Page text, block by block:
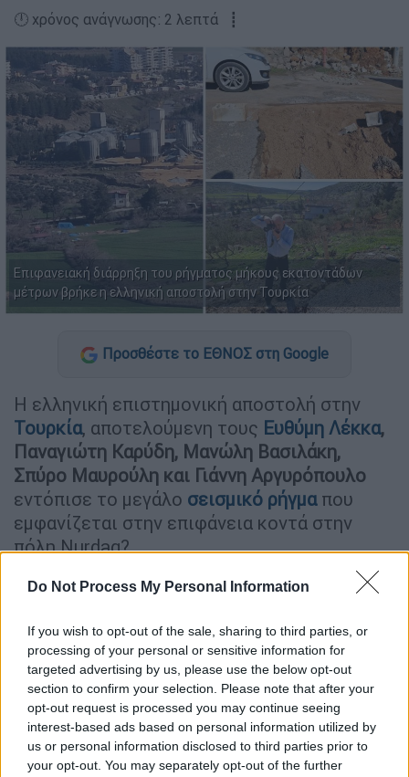
Do Not Process My Personal Information
If you wish to opt-out of the sale, sharing to third parties, or
processing of your personal or sensitive information for
targeted advertising by us, please use the below opt-out
section to confirm your selection. Please note that after your
opt-out request is processed you may continue seeing
interest-based ads based on personal information utilized by
us or personal information disclosed to third parties prior to
your opt-out. You may separately opt-out of the further
🕛 χρόνος ανάγνωσης: 2 λεπτά ┋
Επιφανειακή διάρρηξη του ρήγματος μήκους εκατοντάδων
μέτρων βρήκε η ελληνική αποστολή στην Τουρκία
Προσθέστε το ΕΘΝΟΣ στη Google
Η ελληνική επιστημονική αποστολή στην
Τουρκία, αποτελούμενη τους Ευθύμη Λέκκα,
Παναγιώτη Καρύδη, Μανώλη Βασιλάκη,
Σπύρο Μαυρούλη και Γιάννη Αργυρόπουλο
εντόπισε το μεγάλο σεισμικό ρήγμαπου
εμφανίζεται στην επιφάνεια κοντά στην
πόλη Nurdag?.
Όπως ανακοίνωσε οΕυθύμης Λέκκας
μέτρων στην επιφάνεια και τέμνει
αλλουβιακούς σχηματισμούςμέσα στο
τεκτονικό βύθισμα(pull-apart basin), στο
οποίο αναπτύσσεται ένα επίπεδο οροπέδιο.
Τα σεισμικό ρήγμα διατρέχει τα δυτικά όρια
τηςπόλης Nurdag?και έχει προκαλέσει